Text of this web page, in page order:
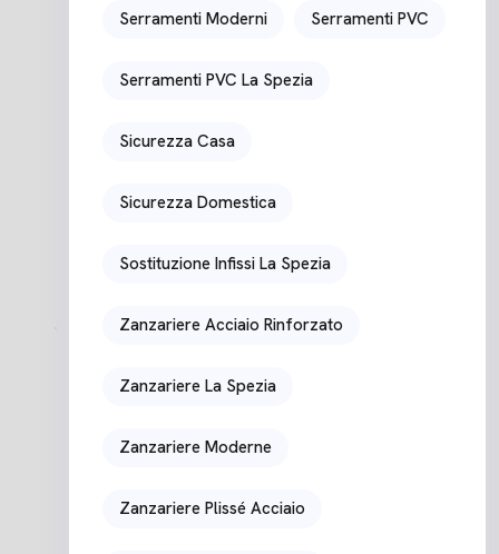
Serramenti Moderni Serramenti PVC
Serramenti PVC La Spezia
Sicurezza Casa
Sicurezza Domestica
Sostituzione Infissi La Spezia
Zanzariere Acciaio Rinforzato
Zanzariere La Spezia
Zanzariere Moderne
Zanzariere Plissé Acciaio